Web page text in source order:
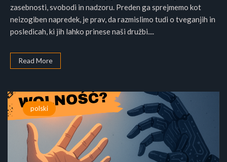
zasebnosti, svobodi in nadzoru. Preden ga sprejmemo kot
neizogiben napredek, je prav, da razmislimo tudi o tveganjih in
posledicah, ki jih lahko prinese naši družbi....
Read More
polski